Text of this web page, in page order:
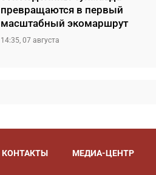
превращаются в первый
масштабный экомаршрут
14:35, 07 августа
КОНТАКТЫ МЕДИА-ЦЕНТР